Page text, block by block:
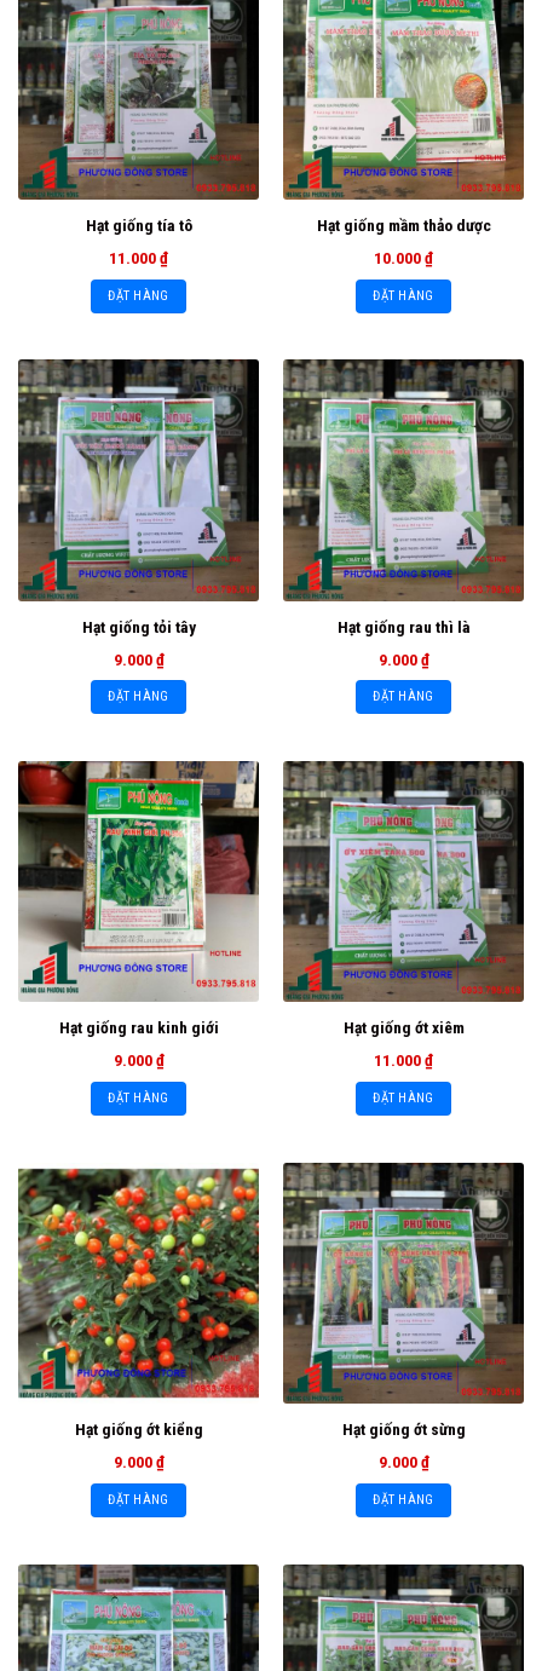
Hạt giống tía tô
11.000₫
ĐẶT HÀNG
Hạt giống mầm thảo dược
10.000₫
ĐẶT HÀNG
Hạt giống tỏi tây
9.000₫
ĐẶT HÀNG
Hạt giống rau thì là
9.000₫
ĐẶT HÀNG
Hạt giống rau kinh giới
9.000₫
ĐẶT HÀNG
Hạt giống ớt xiêm
11.000₫
ĐẶT HÀNG
Hạt giống ớt kiểng
9.000₫
ĐẶT HÀNG
Hạt giống ớt sừng
9.000₫
ĐẶT HÀNG